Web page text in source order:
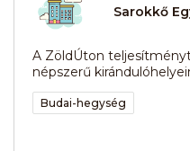
Sarokkő
A ZöldÚton
népszerű
Budai-hegység